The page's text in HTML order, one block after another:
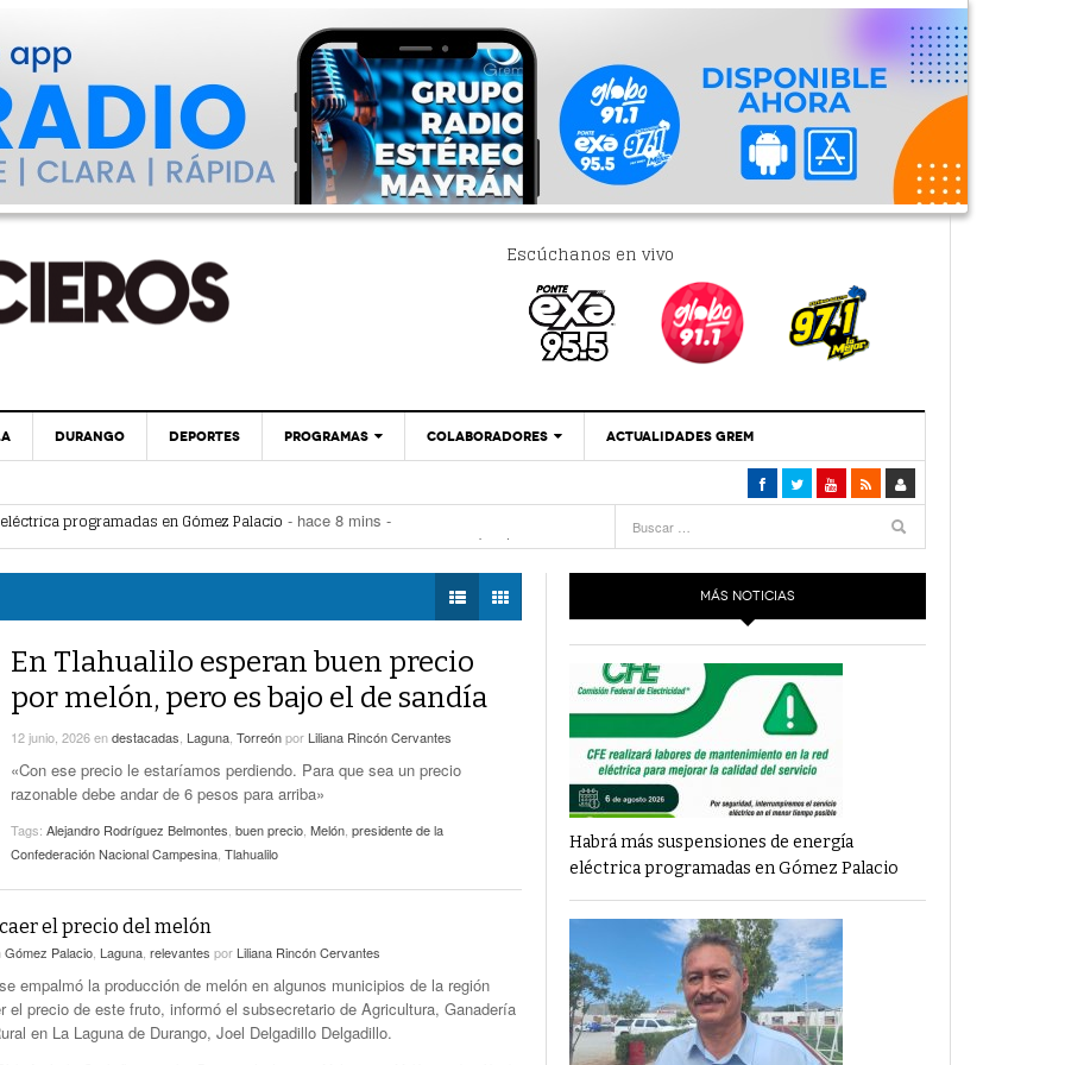
Escúchanos en vivo
Víctimas Y Contra La Tortura- hace 2 horas -
Acuerdo Los Alcaldes: Presidente De La
Comisión De Movilidad Sobre Paso De Taxis -
hace 3 horas -
Sigue El Robo De Catalizadores- hace 4 horas -
Revisan Techumbres Por Ráfagas De Viento
hace 4 horas -
DURANGO DEPORTES PROGRAMAS
GLOBO
TWEETS AND
ESTÉREO GALLITO
COLABORADORES
‘Se Vale Soñar Con Una Contraloría Ciudadana’
Financiamiento’ Por PC29
‘La Laguna: Bomba De Tiempo Por Falta De
Planeación’ Por PC29- 17 mayo, 2021
‘Las Corrupciones, Sus Formas Y Efectos’ Por
PC29
- 7 mayo, 2021
ACTUALIDADES GREM
programadas en Gómez Palacio- hace 8 mins -
obliga a Lerdo a ajustar finanzas e incrementar recaudación
de las víctimas y contra la tortura- hace 2 horas -
- hace 2 horas -
aborda recientes choques que dejaron cuatro fallecidos - hace 3 horas -
En Tlahualilo esperan buen precio
por melón, pero es bajo el de sandía
12 junio, 2026endestacadas Laguna Torreónpor Liliana Rincón Cervantes
«Con ese precio le estaríamos perdiendo. Para que sea un precio
razonable debe andar de 6 pesos para arriba»
Tags: Alejandro Rodríguez Belmontes buen precio Melón presidente de la
Confederación Nacional Campesina Tlahualilo
el precio del melón
Gómez Palacio Laguna relevantes por Liliana Rincón Cervantes
empalmó la producción de melón en algunos municipios de la región
el precio de este fruto, informó el subsecretario de Agricultura, Ganadería
en La Laguna de Durango, Joel Delgadillo Delgadillo.
MÁS NOTICIAS
Habrá más suspensiones de energía
eléctrica programadas en Gómez Palacio